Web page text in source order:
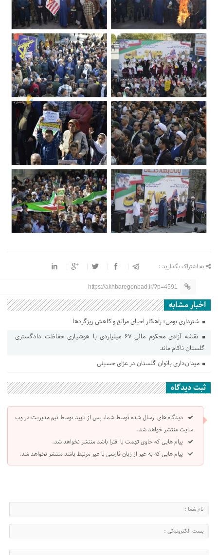
به اشتراک بگذارید :
https://akhbaregonbad.ir/?p=4591
اخبار مشابه
شترداری بومی؛ راهکار احیای مراتع و کاهش ریزگردها
نقشه آزادی محکوم مالی ۶۷ میلیاردی با هوشیاری حفاظت دادگستری
گلستان ناکام ماند
میدان‌داری بانوان گلستان در عزای حسینی
ثبت دیدگاه
دیدگاه های ارسال شده توسط شما، پس از تایید توسط تیم مدیریت در وب
سایت منتشر خواهد شد.
پیام هایی که حاوی تهمت یا افترا باشد منتشر نخواهد شد.
پیام هایی که به غیر از زبان فارسی یا غیر مرتبط باشد منتشر نخواهد شد.